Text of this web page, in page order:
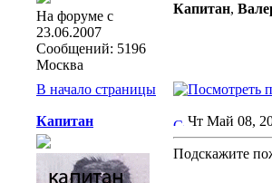
На форуме с
23.06.2007
Сообщений: 5196
Москва
Капитан,
В начало страницы
Капитан Чт Май 08,
Подскажите